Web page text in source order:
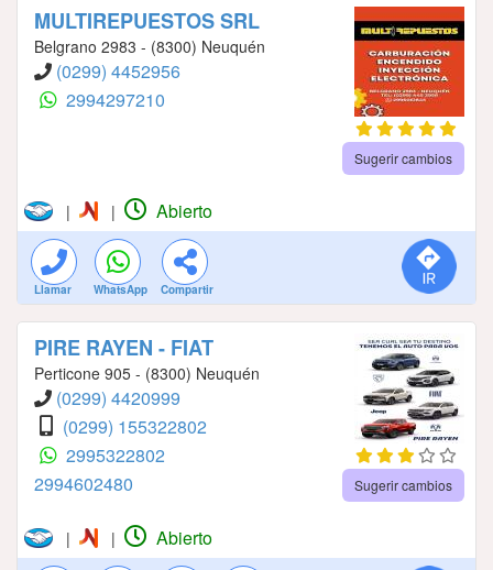
MULTIREPUESTOS SRL
Belgrano 2983 - (8300) Neuquén
(0299) 4452956
2994297210
Sugerir cambios
| | Abierto
Llamar WhatsApp Compartir
PIRE RAYEN - FIAT
Perticone 905 - (8300) Neuquén
(0299) 4420999
(0299) 155322802
2995322802
2994602480
Sugerir cambios
| | Abierto